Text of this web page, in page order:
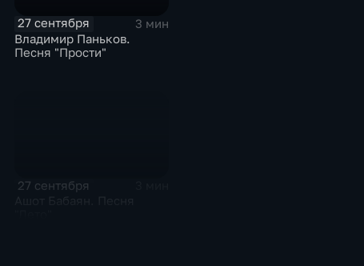
27 сентября
3 мин
Владимир Паньков.
Песня "Прости"
27 сентября